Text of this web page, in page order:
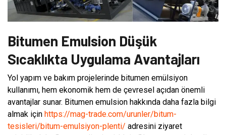
Bitumen Emulsion Düşük
Sıcaklıkta Uygulama Avantajları
Yol yapım ve bakım projelerinde bitumen emülsiyon
kullanımı, hem ekonomik hem de çevresel açıdan önemli
avantajlar sunar. Bitumen emulsion hakkında daha fazla bilgi
almak için https://mag-trade.com/urunler/bitum-
tesisleri/bitum-emulsiyon-plenti/ adresini ziyaret